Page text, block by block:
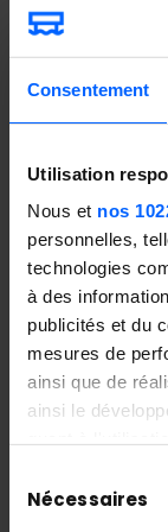
Consentement
Utilisation
Nous et nos
personnelles,
technologies
à des
publicités et du
mesures de
ainsi que de
ainsi le
tout moment en
cookies ou en
Nécessaires